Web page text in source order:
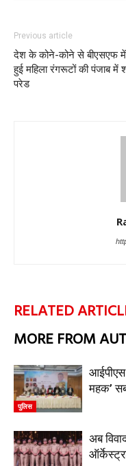
Previous article
देश के कोने-कोने से बीएसएफ में
हुई महिला रंगरूटों की पंजाब में
परेड
RELATED
MORE FROM
पुलिस
महक’
अब